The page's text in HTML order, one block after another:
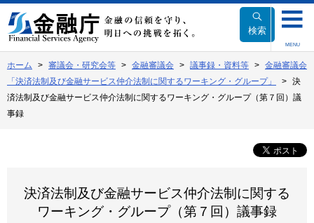
文
へ
動
検索
MENU
ホーム 審議会・研究会等 金融審議会 議事録・資料等
金融審議会
「決済法制及び金融サービス仲介法制に関するワーキング・グループ」
決
済法制及び金融サービス仲介法制に関するワーキング・グループ（第７回）議
事録
決済法制及び金融サービス仲介法制に関する
ワーキング・グループ（第７回）議事録